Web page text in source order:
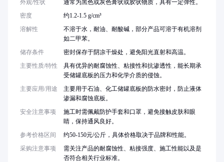
外观/性状
通常为黑色或灰色膏状或胶状物质，具有一定弹性。
密度
约1.2-1.5 g/cm³
溶解性
不溶于水，耐油、耐酸碱，部分产品可溶于有机溶剂
如二甲苯。
储存条件
密封保存于阴凉干燥处，避免阳光直射和高温。
主要性质/特性
具有优异的耐腐蚀性、粘接性和抗渗透性，能长期承
受储罐底板的压力和化学介质的侵蚀。
主要应用/用途
主要用于石油、化工储罐底板的防水密封，防止液体
渗漏和腐蚀底板。
安全注意事项
施工时需佩戴防护手套和口罩，避免接触皮肤和眼
睛，保持通风良好。
参考价格区间
约50-150元/公斤，具体价格取决于品牌和性能。
采购注意事项
需关注产品的耐腐蚀性、粘接强度、施工性能以及是
否符合相关行业标准。